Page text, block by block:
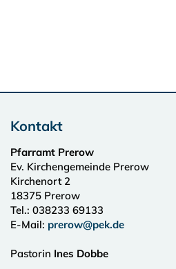
Kontakt
Pfarramt Prerow
Ev. Kirchengemeinde Prerow
Kirchenort 2
18375 Prerow
Tel.: 038233 69133
E-Mail: prerow@pek.de
Pastorin Ines Dobbe